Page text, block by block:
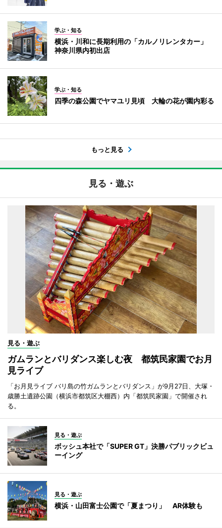
学ぶ・知る
横浜・川和に長期利用の「カルノリレンタカー」
神奈川県内初出店
学ぶ・知る
四季の森公園でヤマユリ見頃 大輪の花が園内彩る
もっと見る
見る・遊ぶ
見る・遊ぶ
ガムランとバリダンス楽しむ夜 都筑民家園でお月
見ライブ
「お月見ライブ バリ島の竹ガムランとバリダンス」が9月27日、大塚・
歳勝土遺跡公園（横浜市都筑区大棚西）内「都筑民家園」で開催され
る。
見る・遊ぶ
ボッシュ本社で「SUPER GT」決勝パブリックビュ
ーイング
見る・遊ぶ
横浜・山田富士公園で「夏まつり」 AR体験も